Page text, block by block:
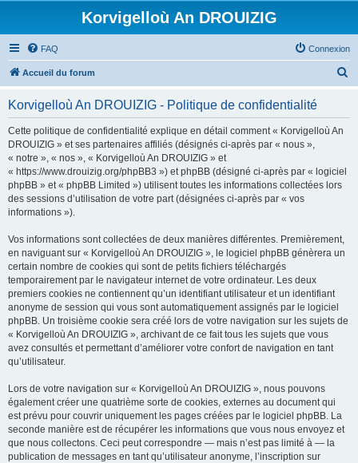
Korvigelloù An DROUIZIG
FAQ Connexion
Accueil du forum
Korvigelloù An DROUIZIG - Politique de confidentialité
Cette politique de confidentialité explique en détail comment « Korvigelloù An
DROUIZIG » et ses partenaires affiliés (désignés ci-après par « nous »,
« notre », « nos », « Korvigelloù An DROUIZIG » et
« https://www.drouizig.org/phpBB3 ») et phpBB (désigné ci-après par « logiciel
phpBB » et « phpBB Limited ») utilisent toutes les informations collectées lors
des sessions d’utilisation de votre part (désignées ci-après par « vos
informations »).
Vos informations sont collectées de deux manières différentes. Premièrement,
en naviguant sur « Korvigelloù An DROUIZIG », le logiciel phpBB génèrera un
certain nombre de cookies qui sont de petits fichiers téléchargés
temporairement par le navigateur internet de votre ordinateur. Les deux
premiers cookies ne contiennent qu’un identifiant utilisateur et un identifiant
anonyme de session qui vous sont automatiquement assignés par le logiciel
phpBB. Un troisième cookie sera créé lors de votre navigation sur les sujets de
« Korvigelloù An DROUIZIG », archivant de ce fait tous les sujets que vous
avez consultés et permettant d’améliorer votre confort de navigation en tant
qu’utilisateur.
Lors de votre navigation sur « Korvigelloù An DROUIZIG », nous pouvons
également créer une quatrième sorte de cookies, externes au document qui
est prévu pour couvrir uniquement les pages créées par le logiciel phpBB. La
seconde manière est de récupérer les informations que vous nous envoyez et
que nous collectons. Ceci peut correspondre — mais n’est pas limité à — la
publication de messages en tant qu’utilisateur anonyme, l’inscription sur